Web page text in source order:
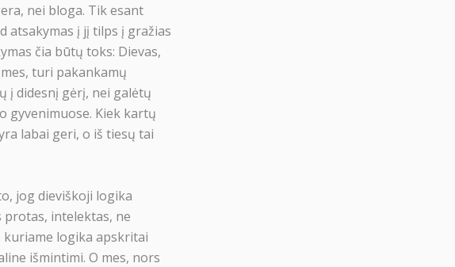
nei bloga. Tik esant
atsakymas į jį tilps į gražias
čia būtų toks: Dievas,
turi pakankamų
į didesnį gėrį, nei galėtų
gyvenimuose. Kiek kartų
labai geri, o iš tiesų tai
jog dieviškoji logika
protas, intelektas, ne
kuriame logika apskritai
išmintimi. O mes, nors